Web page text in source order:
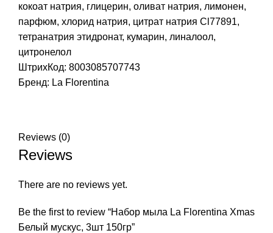
кокоат натрия, глицерин, оливат натрия, лимонен,
парфюм, хлорид натрия, цитрат натрия Cl77891,
тетранатрия этидронат, кумарин, линалоол,
цитронелол
ШтрихКод: 8003085707743
Бренд: La Florentina
Reviews (0)
Reviews
There are no reviews yet.
Be the first to review “Набор мыла La Florentina Xmas
Белый мускус, 3шт 150гр”